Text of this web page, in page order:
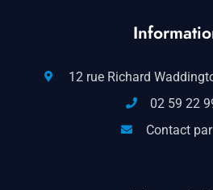
12 rue Richard
02 59 22
Contact